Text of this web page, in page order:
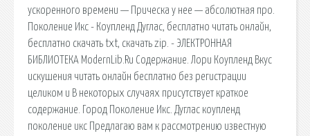
ускоренного времени — Прическа у нее — абсолютная про.
Поколение Икс - Коупленд Дуглас, бесплатно читать онлайн,
бесплатно скачать txt, скачать zip. - ЭЛЕКТРОННАЯ
БИБЛИОТЕКА ModernLib.Ru Содержание. Лори Коупленд Вкус
искушения читать онлайн бесплатно без регистрации
целиком и В некоторых случаях присутствует краткое
содержание. Город Поколение Икс. Дуглас коупленд
поколение икс Предлагаю вам к рассмотрению известную